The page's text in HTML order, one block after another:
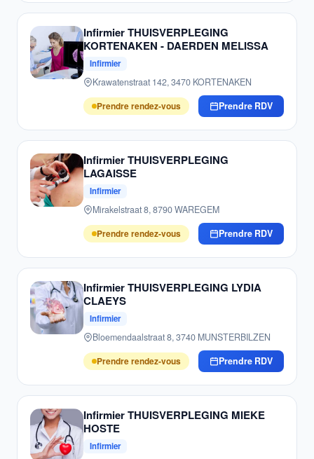
Infirmier THUISVERPLEGING
KORTENAKEN - DAERDEN MELISSA
Infirmier
Krawatenstraat 142, 3470 KORTENAKEN
Prendre rendez-vous
Prendre RDV
Infirmier THUISVERPLEGING
LAGAISSE
Infirmier
Mirakelstraat 8, 8790 WAREGEM
Prendre rendez-vous
Prendre RDV
Infirmier THUISVERPLEGING LYDIA
CLAEYS
Infirmier
Bloemendaalstraat 8, 3740 MUNSTERBILZEN
Prendre rendez-vous
Prendre RDV
Infirmier THUISVERPLEGING MIEKE
HOSTE
Infirmier